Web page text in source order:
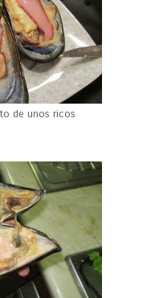
de unos ricos